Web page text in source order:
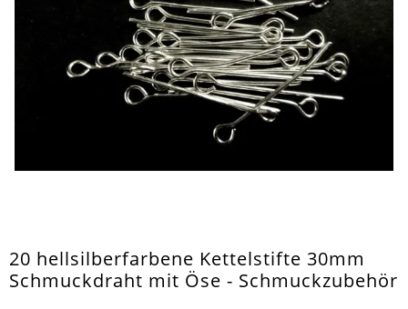
20 hellsilberfarbene Kettelstifte 30mm
Schmuckdraht mit Öse - Schmuckzubehör